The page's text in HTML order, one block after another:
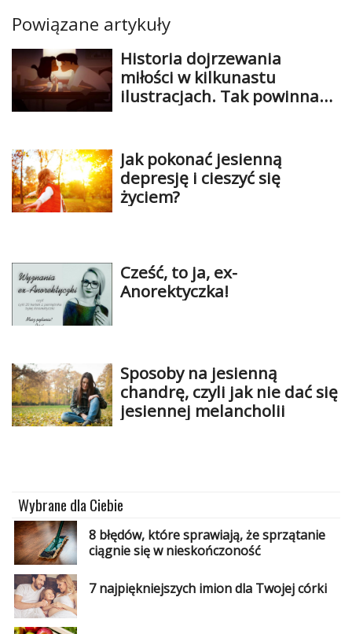
Powiązane artykuły
Historia dojrzewania
miłości w kilkunastu
ilustracjach. Tak powinna
Jak pokonać jesienną
depresję i cieszyć się
życiem?
Cześć, to ja, ex-
Anorektyczka!
Sposoby na jesienną
chandrę, czyli jak nie dać się
jesiennej melancholii
Wybrane dla Ciebie
8 błędów, które sprawiają, że sprzątanie
ciągnie się w nieskończoność
7 najpiękniejszych imion dla Twojej córki